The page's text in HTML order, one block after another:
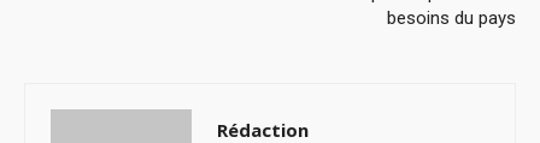
besoins du pays
Rédaction